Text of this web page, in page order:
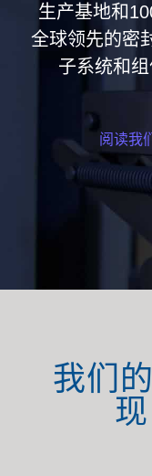
生产基地和
全球领先的密
子系统和
阅读我
我们
现